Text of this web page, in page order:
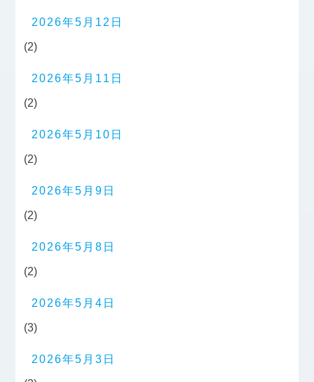
2026年5月12日
(2)
2026年5月11日
(2)
2026年5月10日
(2)
2026年5月9日
(2)
2026年5月8日
(2)
2026年5月4日
(3)
2026年5月3日